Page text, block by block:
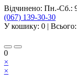
Відчинено: Пн.-Сб.:
(067) 139-30-30
У кошику: 0 | Всього:
0
×
×